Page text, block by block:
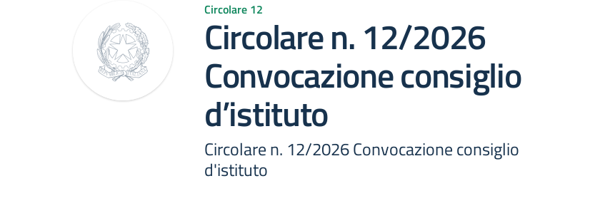
Circolare 12
Circolare n. 12/2026
Convocazione consiglio
d’istituto
Circolare n. 12/2026 Convocazione consiglio
d'istituto